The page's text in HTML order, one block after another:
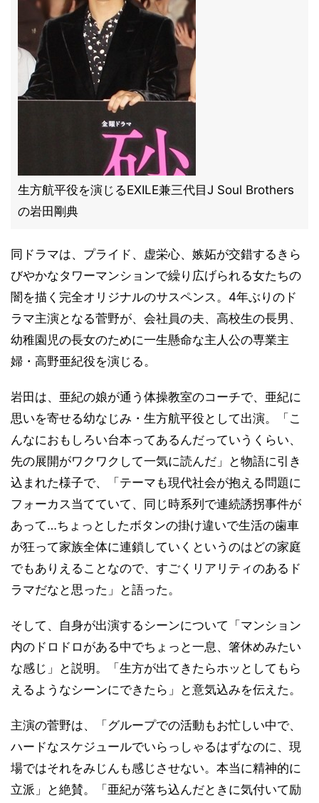
生方航平役を演じるEXILE兼三代目J Soul Brothers
の岩田剛典
同ドラマは、プライド、虚栄心、嫉妬が交錯するきら
びやかなタワーマンションで繰り広げられる女たちの
闇を描く完全オリジナルのサスペンス。4年ぶりのド
ラマ主演となる菅野が、会社員の夫、高校生の長男、
幼稚園児の長女のために一生懸命な主人公の専業主
婦・高野亜紀役を演じる。
岩田は、亜紀の娘が通う体操教室のコーチで、亜紀に
思いを寄せる幼なじみ・生方航平役として出演。「こ
んなにおもしろい台本ってあるんだっていうくらい、
先の展開がワクワクして一気に読んだ」と物語に引き
込まれた様子で、「テーマも現代社会が抱える問題に
フォーカス当てていて、同じ時系列で連続誘拐事件が
あって…ちょっとしたボタンの掛け違いで生活の歯車
が狂って家族全体に連鎖していくというのはどの家庭
でもありえることなので、すごくリアリティのあるド
ラマだなと思った」と語った。
そして、自身が出演するシーンについて「マンション
内のドロドロがある中でちょっと一息、箸休めみたい
な感じ」と説明。「生方が出てきたらホッとしてもら
えるようなシーンにできたら」と意気込みを伝えた。
主演の菅野は、「グループでの活動もお忙しい中で、
ハードなスケジュールでいらっしゃるはずなのに、現
場ではそれをみじんも感じさせない。本当に精神的に
立派」と絶賛。「亜紀が落ち込んだときに気付いて励